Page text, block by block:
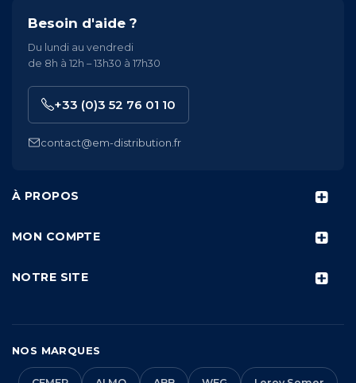
À PROPOS
MON COMPTE
NOTRE SITE
Besoin d'aide ?
Du lundi au vendredi
de 8h à 12h – 13h30 à 17h30
+33 (0)3 52 76 01 10
contact@em-distribution.fr
NOS MARQUES